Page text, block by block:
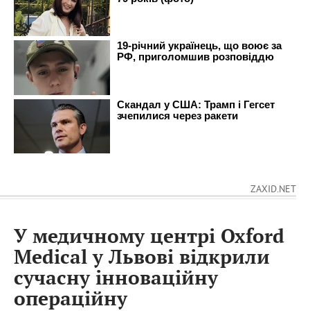
ZAXID.NET
У медичному центрі Oxford
Medical у Львові відкрили
сучасну інноваційну
операційну